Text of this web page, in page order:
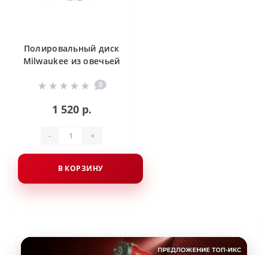
Полировальный диск
Milwaukee из овечьей
0
1 520 р.
- +
В КОРЗИНУ